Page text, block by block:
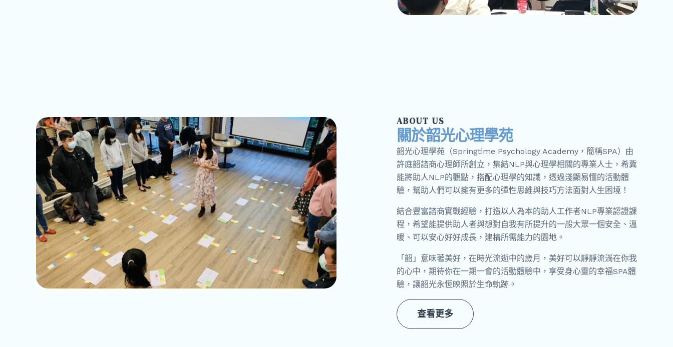
ABOUT US
關於韶光心理學苑
韶光心理學苑（Springtime Psychology Academy，簡稱SPA）由
許庭韶諮商心理師所創立，集結NLP與心理學相關的專業人士，希冀
能將助人NLP的觀點，搭配心理學的知識，透過淺顯易懂的活動體
驗，幫助人們可以擁有更多的彈性思維與技巧方法面對人生困境！
結合豐富諮商實戰經驗，打造以人為本的助人工作者NLP專業認證課
程，希望能提供助人者與想對自我有所提升的一般大眾一個安全、溫
暖、可以安心好好成長，建構所需能力的園地。
「韶」意味著美好，在時光流逝中的歲月，美好可以靜靜流淌在你我
的心中，期待你在一期一會的活動體驗中，享受身心靈的幸福SPA體
驗，讓韶光永恆映照於生命軌跡。
查看更多